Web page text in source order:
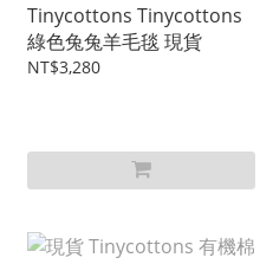
Tinycottons Tinycottons
綠色兔兔羊毛毯 現貨
NT$3,280